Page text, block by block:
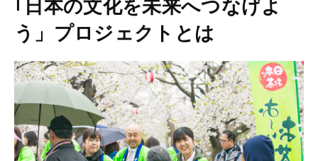
｢日本の文化を未来へつなげよ
う」プロジェクトとは